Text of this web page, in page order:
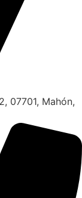
07701, Mahón,